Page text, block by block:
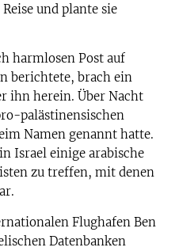
und plante sie
harmlosen Post auf
berichtete, brach ein
ihn herein. Über Nacht
palästinensischen
Namen genannt hatte.
Israel einige arabische
zu treffen, mit denen
Flughafen Ben
Datenbanken